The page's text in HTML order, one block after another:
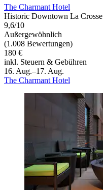
The Charmant Hotel
Historic Downtown La Crosse
9,6/10
Außergewöhnlich
(1.008 Bewertungen)
180 €
inkl. Steuern & Gebühren
16. Aug.–17. Aug.
The Charmant Hotel